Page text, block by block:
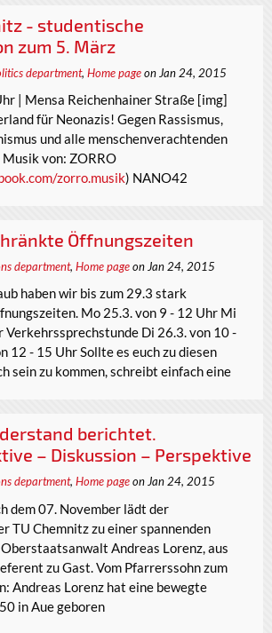
- studentische
zum 5. März
department, Home pageon Jan 24, 2015
| Mensa Reichenhainer Straße [img]
für Neonazis! Gegen Rassismus,
und alle menschenverachtenden
von: ZORRO
zorro.musik) NANO42
Öffnungszeiten
department, Home pageon Jan 24, 2015
haben wir bis zum 29.3 stark
Mo 25.3. von 9 - 12 Uhr Mi
Verkehrssprechstunde Di 26.3. von 10 -
12 - 15 Uhr Sollte es euch zu diesen
sein zu kommen, schreibt einfach eine
berichtet.
– Diskussion – Perspektive
department, Home pageon Jan 24, 2015
dem 07. November lädt der
TU Chemnitz zu einer spannenden
Andreas Lorenz, aus
zu Gast. Vom Pfarrerssohn zum
Andreas Lorenz hat eine bewegte
in Aue geboren